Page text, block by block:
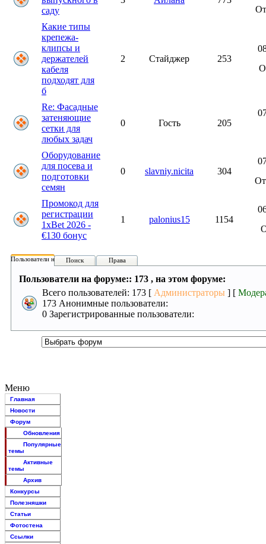
саду
Какие типы
крепежа-
клипсы и
держателей
кабеля
подходят для
б
2 Стайджер 253
Re: Фасадные
затеняющие
сетки для
любых задач
0 Гость 205
Оборудование
для посева и
подготовки
семян
0 slavniy.nicita 304
Промокод для
регистрации
1xBet 2026 -
€130 бонус
1 palonius15 1154
Пользователи на форуме:
Поиск Права
Пользователи на форуме:: 173 , на этом форуме:
Всего пользователей: 173 [ Администраторы ] [
173 Анонимные пользователи:
0 Зарегистрированные пользователи:
Меню
Главная
Новости
Форум
Обновления
Популярные
темы
Активные
темы
Архив
Конкурсы
Полезняшки
Статьи
Фотостена
Ссылки